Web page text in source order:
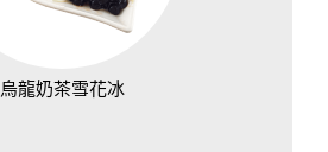
烏龍奶茶雪花冰